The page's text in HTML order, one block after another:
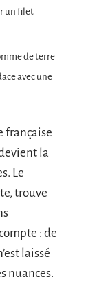
un filet
de terre
avec une
française
la
Le
trouve
: de
laissé
nuances.